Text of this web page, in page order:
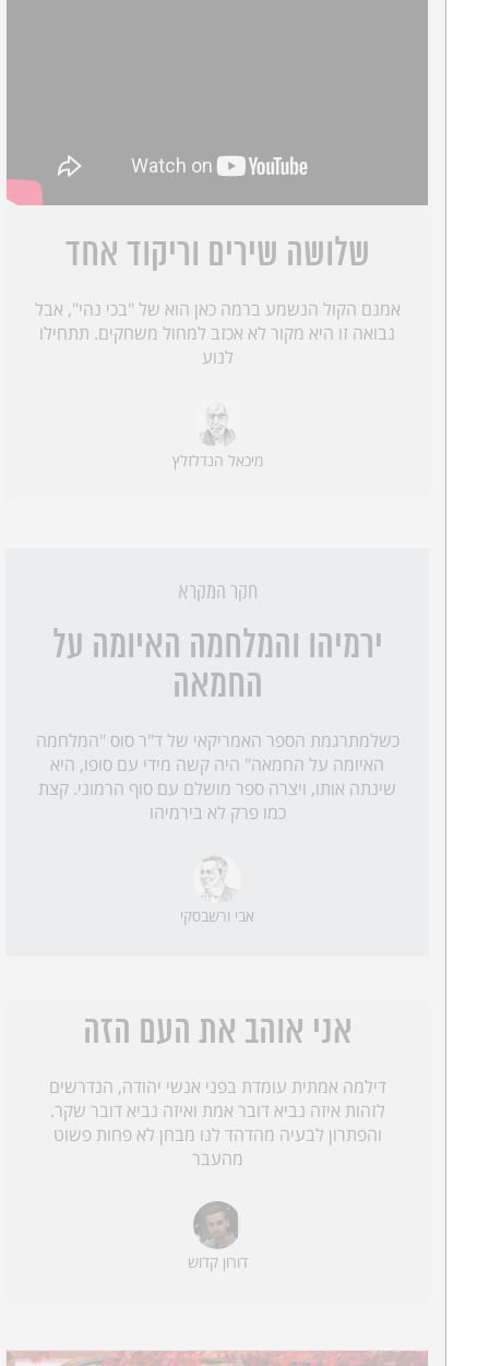
שלושה שירים וריקוד אחד
אמנם הקול הנשמע ברמה כאן הוא של "בכי נהי", אבל
נבואה זו היא מקור לא אכזב למחול משחקים. תתחילו
לנוע
מיכאל הנדלזלץ
חקר המקרא
ירמיהו והמלחמה האיומה על
החמאה
כשלמתרגמת הספר האמריקאי של ד"ר סוס "המלחמה
האיומה על החמאה" היה קשה מידי עם סופו, היא
שינתה אותו, ויצרה ספר מושלם עם סוף הרמוני. קצת
כמו פרק לא בירמיהו
אבי ורשבסקי
אני אוהב את העם הזה
דילמה אמתית עומדת בפני אנשי יהודה, הנדרשים
לזהות איזה נביא דובר אמת ואיזה נביא דובר שקר.
והפתרון לבעיה מהדהד לנו מבחן לא פחות פשוט
מהעבר
דורון קדוש